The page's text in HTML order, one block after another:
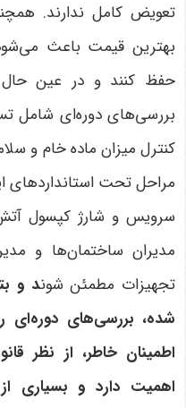
تعویض کامل ندارند.
بهترین قیمت باعث می‌شود
حفظ کنند و در عین حال
بررسی‌های دوره‌ای شامل
کنترل میزان ماده خام و
مراحل تحت استانداردهای
سرویس و شارژ کپسول
مدیران ساختمان‌ها و
تجهیزات مطمئن شوند و
شده، بررسی‌های دوره‌ای
اطمینان خاطر، از نظر
اهمیت دارد و بسیاری